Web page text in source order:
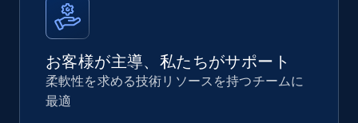
お客様が主導、私たちがサポート
柔軟性を求める技術リソースを持つチームに
最適